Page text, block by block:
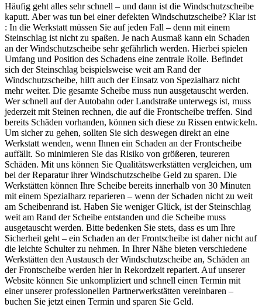
Häufig geht alles sehr schnell – und dann ist die Windschutzscheibe
kaputt. Aber was tun bei einer defekten Windschutzscheibe? Klar ist
: In die Werkstatt müssen Sie auf jeden Fall – denn mit einem
Steinschlag ist nicht zu spaßen. Je nach Ausmaß kann ein Schaden
an der Windschutzscheibe sehr gefährlich werden. Hierbei spielen
Umfang und Position des Schadens eine zentrale Rolle. Befindet
sich der Steinschlag beispielsweise weit am Rand der
Windschutzscheibe, hilft auch der Einsatz von Spezialharz nicht
mehr weiter. Die gesamte Scheibe muss nun ausgetauscht werden.
Wer schnell auf der Autobahn oder Landstraße unterwegs ist, muss
jederzeit mit Steinen rechnen, die auf die Frontscheibe treffen. Sind
bereits Schäden vorhanden, können sich diese zu Rissen entwickeln.
Um sicher zu gehen, sollten Sie sich deswegen direkt an eine
Werkstatt wenden, wenn Ihnen ein Schaden an der Frontscheibe
auffällt. So minimieren Sie das Risiko von größeren, teureren
Schäden. Mit uns können Sie Qualitätswerkstätten vergleichen, um
bei der Reparatur ihrer Windschutzscheibe Geld zu sparen. Die
Werkstätten können Ihre Scheibe bereits innerhalb von 30 Minuten
mit einem Spezialharz reparieren – wenn der Schaden nicht zu weit
am Scheibenrand ist. Haben Sie weniger Glück, ist der Steinschlag
weit am Rand der Scheibe entstanden und die Scheibe muss
ausgetauscht werden. Bitte bedenken Sie stets, dass es um Ihre
Sicherheit geht – ein Schaden an der Frontscheibe ist daher nicht auf
die leichte Schulter zu nehmen. In Ihrer Nähe bieten verschiedene
Werkstätten den Austausch der Windschutzscheibe an, Schäden an
der Frontscheibe werden hier in Rekordzeit repariert. Auf unserer
Website können Sie unkompliziert und schnell einen Termin mit
einer unserer professionellen Partnerwerkstätten vereinbaren –
buchen Sie jetzt einen Termin und sparen Sie Geld.